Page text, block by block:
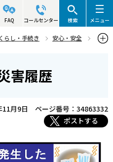
FAQ コールセンター 検索 メニュー
らし・手続き
安心・安全
害履歴
月9日
ページ番号：34863332
ポストする